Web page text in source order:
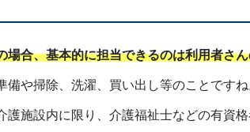
場合、基本的に担当できるのは利用者さ
備や掃除、洗濯、買い出し等のことですね
護施設内に限り、介護福祉士などの有資